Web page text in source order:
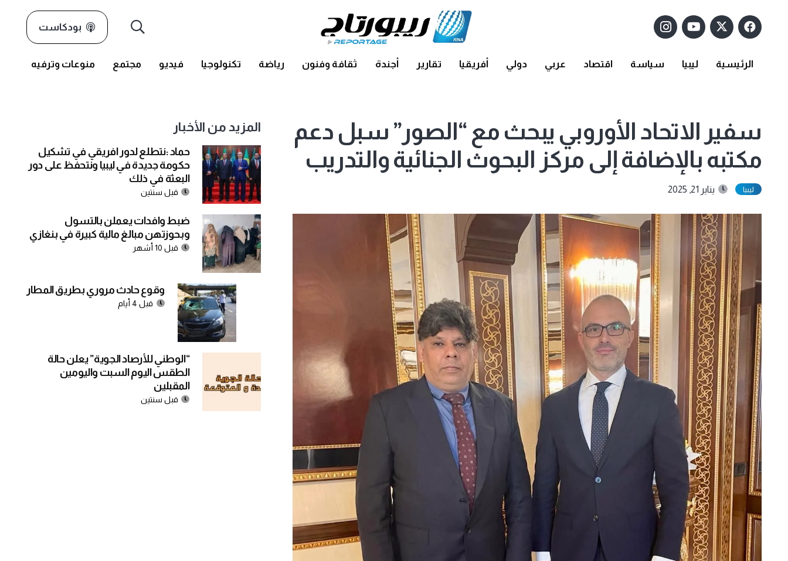
بودكاست
الرئيسية ليبيا سياسة اقتصاد عربي دولي أفريقيا تقارير أجندة ثقافة وفنون رياضة تكنولوجيا فيديو مجتمع منوعات وترفيه
سفير الاتحاد الأوروبي يبحث مع “الصور” سبل دعم
مكتبه بالإضافة إلى مركز البحوث الجنائية والتدريب
ليبيا يناير 21, 2025
المزيد من الأخبار
حماد :نتطلع لدور افريقي في تشكيل
حكومة جديدة في ليبيا ونتحفظ على دور
البعثة في ذلك
قبل سنتين
ضبط وافدات يعملن بالتسول
وبحوزتهن مبالغ مالية كبيرة في بنغازي
قبل 10 أشهر
وقوع حادث مروري بطريق المطار
قبل 4 أيام
“الوطني للأرصاد الجوية” يعلن حالة
الطقس اليوم السبت واليومين
المقبلين
قبل سنتين